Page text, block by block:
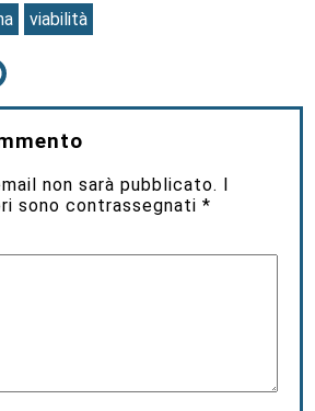
viabilità
non sarà pubblicato. I
sono contrassegnati*